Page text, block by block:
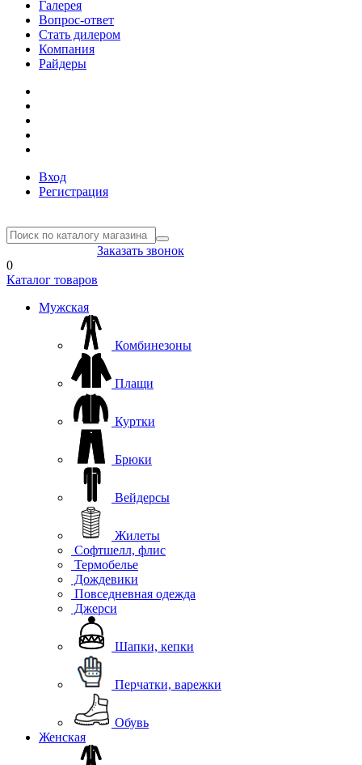
Галерея
Вопрос-ответ
Стать дилером
Компания
Райдеры
Вход
Регистрация
Заказать звонок
0
Каталог товаров
Мужская
Комбинезоны
Плащи
Куртки
Брюки
Вейдерсы
Жилеты
Софтшелл, флис
Термобелье
Дождевики
Повседневная одежда
Джерси
Шапки, кепки
Перчатки, варежки
Обувь
Женская